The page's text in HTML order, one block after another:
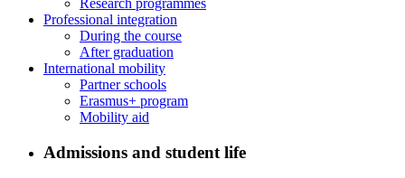
Professional integration
During the course
After graduation
International mobility
Partner schools
Erasmus+ program
Mobility aid
Admissions and student life